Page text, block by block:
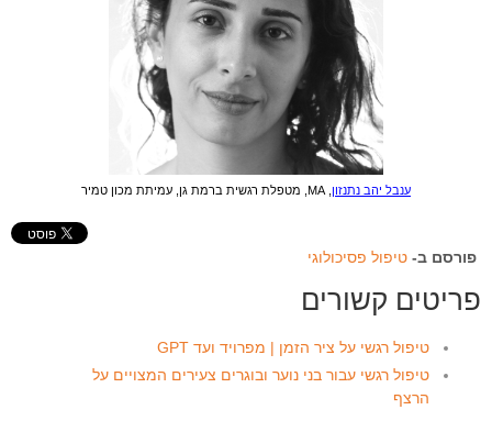
ענבל יהב נתנזון
פורסם ב- טיפול פסיכולוגי
פריטים קשורים
טיפול רגשי על ציר הזמן | מפרויד ועד GPT
טיפול רגשי עבור בני נוער ובוגרים צעירים המצויים על
הרצף